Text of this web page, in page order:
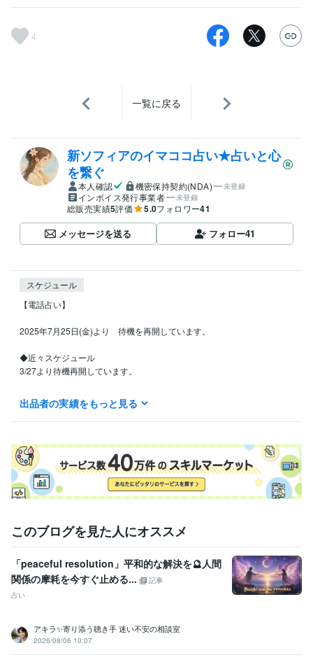
4
一覧に戻る
新ソフィアのイマココ占い★占いと心
を繋ぐ
本人確認 機密保持契約(NDA) 未登録
インボイス発行事業者 未登録
総販売実績5評価 5.0フォロワー41
メッセージを送る フォロー41
スケジュール
【電話占い】
2025年7月25日(金)より　待機を再開しています。
◆近々スケジュール
3/27より待機再開しています。
6月18日（木）〜
しばらくゲリラ待機になります。
よろしくお願いいたします。
急なスケジュール変更もあります。その際はご了承下さい。
電話予約はただいま休止中です。
出品者の実績をもっと見る
このブログを見た人にオススメ
「peaceful resolution」平和的な解決を🔮人間
関係の摩耗を今すぐ止める...
記事
占い
アキラ✨寄り添う聴き手 迷い不安の相談室
2026/08/06 10:07